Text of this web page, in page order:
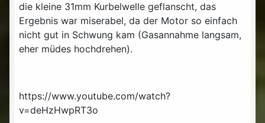
die kleine 31mm Kurbelwelle geflanscht, das
Ergebnis war miserabel, da der Motor so einfach
nicht gut in Schwung kam (Gasannahme langsam,
eher müdes hochdrehen).
https://www.youtube.com/watch?
v=deHzHwpRT3o